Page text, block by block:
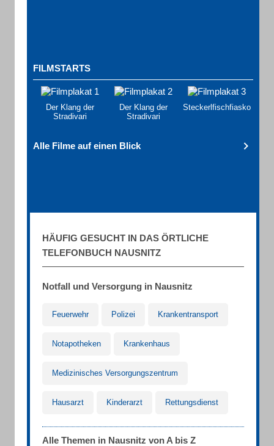
FILMSTARTS
Der Klang der
Stradivari
Der Klang der
Stradivari
Steckerlfischfiasko
Alle Filme auf einen Blick
HÄUFIG GESUCHT IN DAS ÖRTLICHE
TELEFONBUCH NAUSNITZ
Notfall und Versorgung in Nausnitz
Feuerwehr Polizei Krankentransport
Notapotheken Krankenhaus
Medizinisches Versorgungszentrum
Hausarzt Kinderarzt Rettungsdienst
Alle Themen in Nausnitz von A bis Z